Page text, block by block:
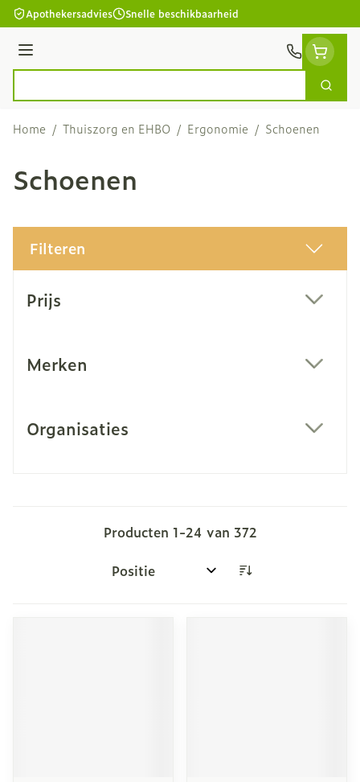
Ga naar de inhoud
Apothekersadvies Snelle beschikbaarheid
Menu
Zoek
Home / Thuiszorg en EHBO / Ergonomie / Schoenen
Schoenen
Filteren
Prijs
Merken
Organisaties
Producten 1-24 van 372
Sorteer op: